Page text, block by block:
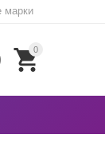
марки
0
